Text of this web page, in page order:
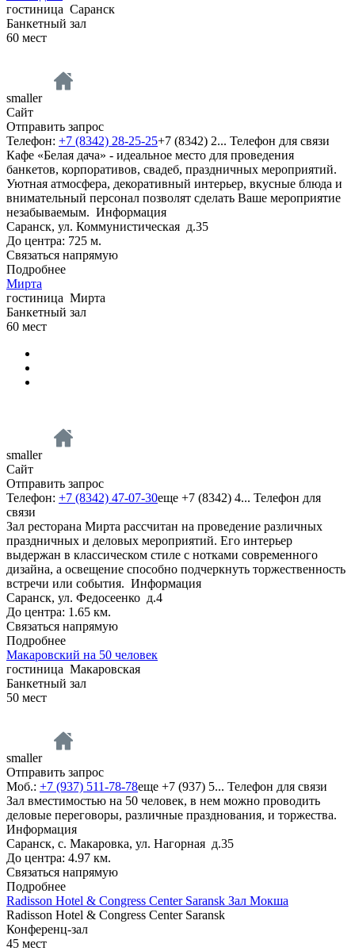
гостиница Саранск
Банкетный зал
60 мест
smaller
Сайт
Отправить запрос
Телефон: +7 (8342) 28-25-25+7 (8342) 2... Телефон для связи
Кафе «Белая дача» - идеальное место для проведения
банкетов, корпоративов, свадеб, праздничных мероприятий.
Уютная атмосфера, декоративный интерьер, вкусные блюда и
внимательный персонал позволят сделать Ваше мероприятие
незабываемым. Информация
Саранск, ул. Коммунистическая д.35
До центра: 725 м.
Связаться напрямую
Подробнее
Мирта
гостиница Мирта
Банкетный зал
60 мест
smaller
Сайт
Отправить запрос
Телефон: +7 (8342) 47-07-30еще +7 (8342) 4... Телефон для
связи
Зал ресторана Мирта рассчитан на проведение различных
праздничных и деловых мероприятий. Его интерьер
выдержан в классическом стиле с нотками современного
дизайна, а освещение способно подчеркнуть торжественность
встречи или события. Информация
Саранск, ул. Федосеенко д.4
До центра: 1.65 км.
Связаться напрямую
Подробнее
Макаровский на 50 человек
гостиница Макаровская
Банкетный зал
50 мест
smaller
Отправить запрос
Моб.: +7 (937) 511-78-78еще +7 (937) 5... Телефон для связи
Зал вместимостью на 50 человек, в нем можно проводить
деловые переговоры, различные празднования, и торжества.
Информация
Саранск, с. Макаровка, ул. Нагорная д.35
До центра: 4.97 км.
Связаться напрямую
Подробнее
Radisson Hotel & Congress Center Saransk Зал Мокша
Radisson Hotel & Congress Center Saransk
Конференц-зал
45 мест